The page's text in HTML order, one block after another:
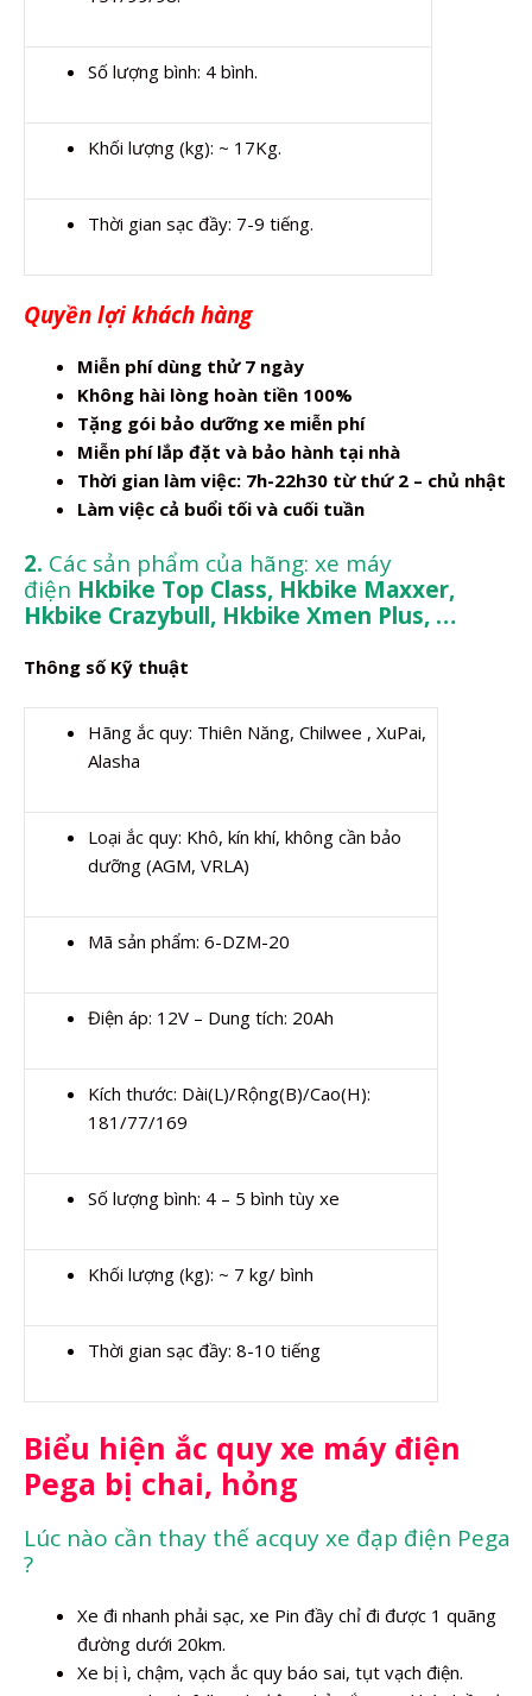
Số lượng bình: 4 bình.
Khối lượng (kg): ~ 17Kg.
Thời gian sạc đầy: 7-9 tiếng.
Quyền lợi khách hàng
Miễn phí dùng thử 7 ngày
Không hài lòng hoàn tiền 100%
Tặng gói bảo dưỡng xe miễn phí
Miễn phí lắp đặt và bảo hành tại nhà
Thời gian làm việc: 7h-22h30 từ thứ 2 – chủ nhật
Làm việc cả buổi tối và cuối tuần
2. Các sản phẩm của hãng: xe máy
điện Hkbike Top Class, Hkbike Maxxer,
Hkbike Crazybull, Hkbike Xmen Plus, …
Thông số Kỹ thuật
Hãng ắc quy: Thiên Năng, Chilwee , XuPai,
Alasha
Loại ắc quy: Khô, kín khí, không cần bảo
dưỡng (AGM, VRLA)
Mã sản phẩm: 6-DZM-20
Điện áp: 12V – Dung tích: 20Ah
Kích thước: Dài(L)/Rộng(B)/Cao(H):
181/77/169
Số lượng bình: 4 – 5 bình tùy xe
Khối lượng (kg): ~ 7 kg/ bình
Thời gian sạc đầy: 8-10 tiếng
Biểu hiện ắc quy xe máy điện
Pega bị chai, hỏng
Lúc nào cần thay thế acquy xe đạp điện Pega
?
Xe đi nhanh phải sạc, xe Pin đầy chỉ đi được 1 quãng
đường dưới 20km.
Xe bị ì, chậm, vạch ắc quy báo sai, tụt vạch điện.